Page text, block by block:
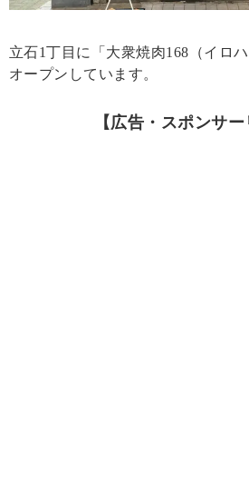
立石1丁目に「大衆焼肉168（イロ
オープンしています。
【広告・スポンサー